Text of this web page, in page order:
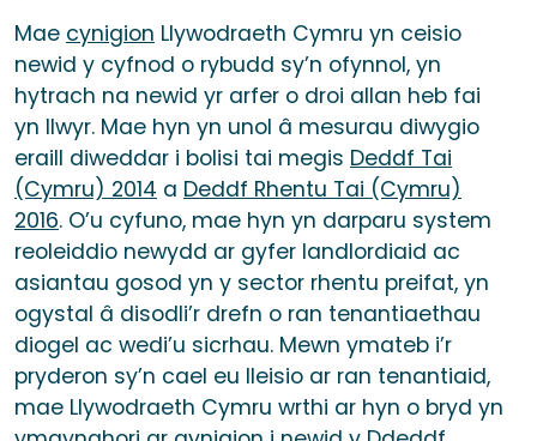
Mae cynigion Llywodraeth Cymru yn ceisio
newid y cyfnod o rybudd sy’n ofynnol, yn
hytrach na newid yr arfer o droi allan heb fai
yn llwyr. Mae hyn yn unol â mesurau diwygio
eraill diweddar i bolisi tai megis Deddf Tai
(Cymru) 2014 a Deddf Rhentu Tai (Cymru)
2016. O’u cyfuno, mae hyn yn darparu system
reoleiddio newydd ar gyfer landlordiaid ac
asiantau gosod yn y sector rhentu preifat, yn
ogystal â disodli’r drefn o ran tenantiaethau
diogel ac wedi’u sicrhau. Mewn ymateb i’r
pryderon sy’n cael eu lleisio ar ran tenantiaid,
mae Llywodraeth Cymru wrthi ar hyn o bryd yn